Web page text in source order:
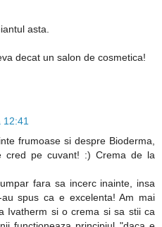
asta.
decat un salon de cosmetica!
frumoase si despre Bioderma,
cred pe cuvant! :) Crema de la
fara sa incerc inainte, insa
spus ca e excelenta! Am mai
Ivatherm si o crema si sa stii ca